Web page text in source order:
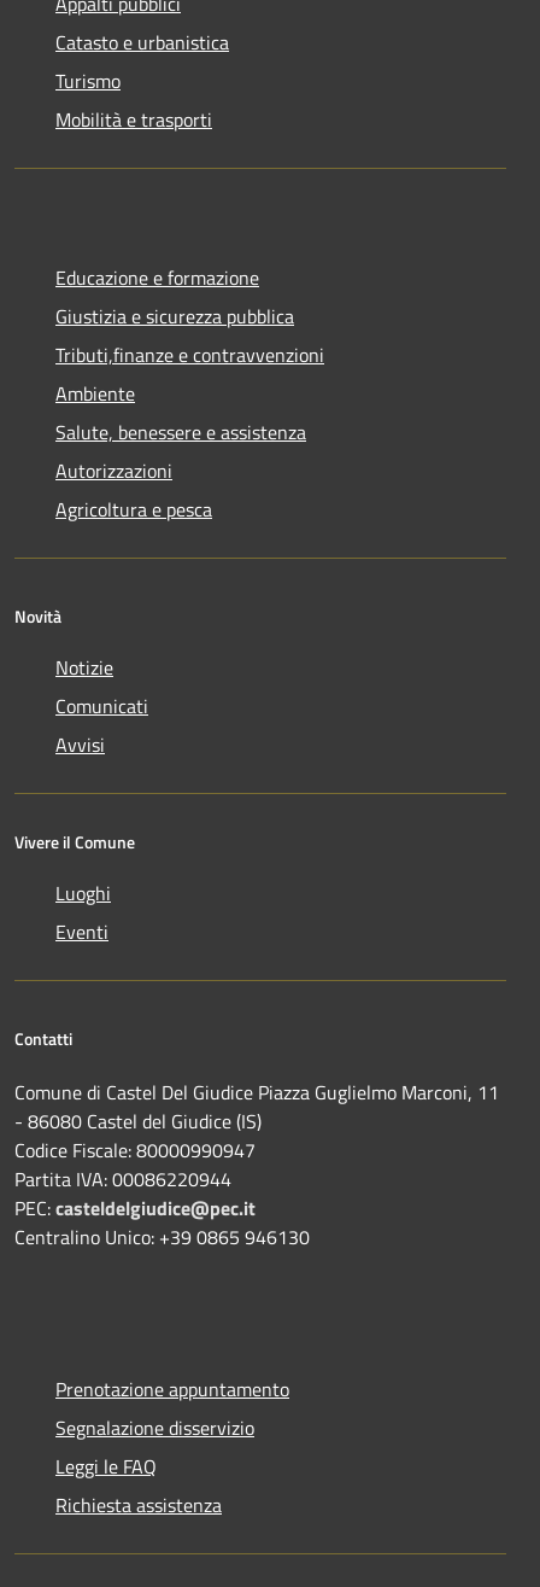
Catasto e urbanistica
Turismo
Mobilità e trasporti
Educazione e formazione
Giustizia e sicurezza pubblica
Tributi,finanze e contravvenzioni
Ambiente
Salute, benessere e assistenza
Autorizzazioni
Agricoltura e pesca
Novità
Notizie
Comunicati
Avvisi
Vivere il Comune
Luoghi
Eventi
Contatti
Comune di Castel Del Giudice Piazza Guglielmo Marconi, 11
- 86080 Castel del Giudice (IS)
Codice Fiscale: 80000990947
Partita IVA: 00086220944
PEC:casteldelgiudice@pec.it
Centralino Unico: +39 0865 946130
Prenotazione appuntamento
Segnalazione disservizio
Leggi le FAQ
Richiesta assistenza